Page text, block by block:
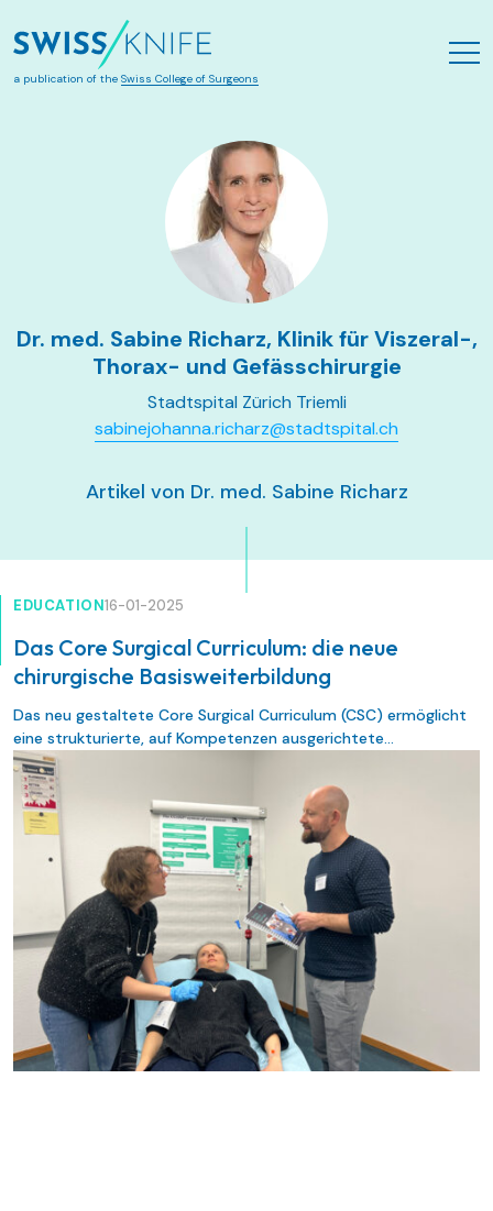
a publication of the Swiss College of Surgeons
Dr. med. Sabine Richarz, Klinik für Viszeral-,
Thorax- und Gefässchirurgie
Stadtspital Zürich Triemli
sabinejohanna.richarz@stadtspital.ch
Artikel von Dr. med. Sabine Richarz
EDUCATION16-01-2025
Das Core Surgical Curriculum: die neue
chirurgische Basisweiterbildung
Das neu gestaltete Core Surgical Curriculum (CSC) ermöglicht
eine strukturierte, auf Kompetenzen ausgerichtete
Weiterbildung in den ersten zwei Jahren Chirurgie. Das CSC
umfasst drei Teile und wird mit einem Zertifikat abgeschlossen,
das einige chirurgische Fachgebiete anstelle des Basisexamens
für die Zulassung zur Facharztprüfung anerkennen.